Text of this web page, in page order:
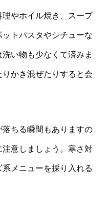
やホイル焼き、スープ
トパスタやシチューな
い物も少なくて済みま
かき混ぜたりすると会
ちる瞬間もありますの
意しましょう。寒さ対
メニューを採り入れる